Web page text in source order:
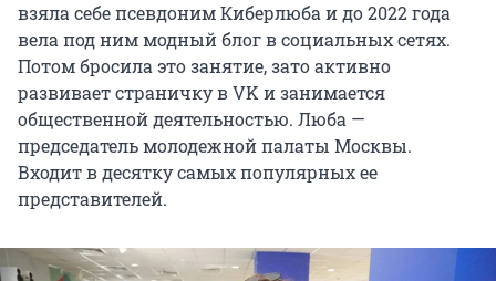
взяла себе псевдоним Киберлюба и до 2022 года
вела под ним модный блог в социальных сетях.
Потом бросила это занятие, зато активно
развивает страничку в VK и занимается
общественной деятельностью. Люба —
председатель молодежной палаты Москвы.
Входит в десятку самых популярных ее
представителей.